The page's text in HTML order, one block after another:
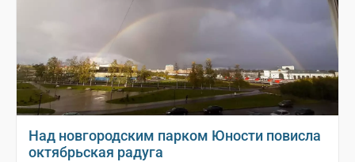
Над новгородским парком Юности повисла
октябрьская радуга